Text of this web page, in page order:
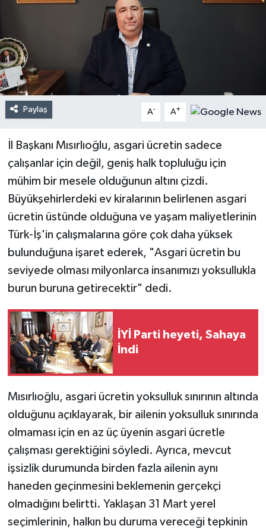
Paylaş A- A+
İl Başkanı Mısırlıoğlu, asgari ücretin sadece
çalışanlar için değil, geniş halk topluluğu için
mühim bir mesele olduğunun altını çizdi.
Büyükşehirlerdeki ev kiralarının belirlenen asgari
ücretin üstünde olduğuna ve yaşam maliyetlerinin
Türk-İş'in çalışmalarına göre çok daha yüksek
bulunduğuna işaret ederek, "Asgari ücretin bu
seviyede olması milyonlarca insanımızı yoksullukla
burun buruna getirecektir" dedi.
İYİ Parti heyeti, Sahaya
İndi
Mısırlıoğlu, asgari ücretin yoksulluk sınırının altında
olduğunu açıklayarak, bir ailenin yoksulluk sınırında
olmaması için en az üç üyenin asgari ücretle
çalışması gerektiğini söyledi. Ayrıca, mevcut
işsizlik durumunda birden fazla ailenin aynı
haneden geçinmesini beklemenin gerçekçi
olmadığını belirtti. Yaklaşan 31 Mart yerel
seçimlerinin, halkın bu duruma vereceği tepkinin